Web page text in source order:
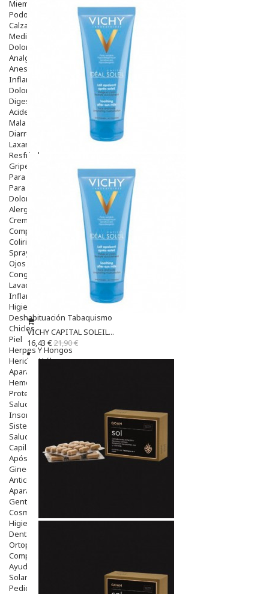
Miembro Inferior
Podología
Calzado
Medicamentos
Dolor E Inflamación
Analgésicos
Anestésicos
Inflamación Articulaciones
Dolor Muscular / Articular
Digestivo
Acidez, Gases Y Ardores
Mala Digestion
Diarrea / Estreñimiento / Vómitos
Laxantes
Resfriados
Gripe Y Resfriados
Para La Tos
Para Descongestionar La Nariz
Dolor De Garganta
Alergias Y Picaduras
Cremas
Comprimidos
Colirios
Sprays
Ojos Y Oidos
Congestión
Lavado Ojos
Inflamación Del Oido (otitis)
Higiene Oido
Deshabituación Tabaquismo
Chicles
Piel
Herpes Y Hongos
Heridas Y úlceras
Aparato Genital
Hemorroides
Protectores Y Emolientes
Salud
Insomnio
Sistema Nervioso
Salud Bucodental
Capilar
Apósitos
Ginecología
Anticonceptivos
Aparato Genital
Gente Mayor
Cosmética
Higiene
Dentales
Ortopedia
Complementos Nutricionales.
Ayudas
Solares
Pedido express
VICHY CAPITAL SOLEIL...
16,43 €21,90 €